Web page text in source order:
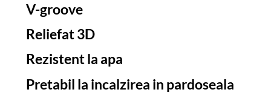
V-groove
Reliefat 3D
Rezistent la apa
Pretabil la incalzirea in pardoseala